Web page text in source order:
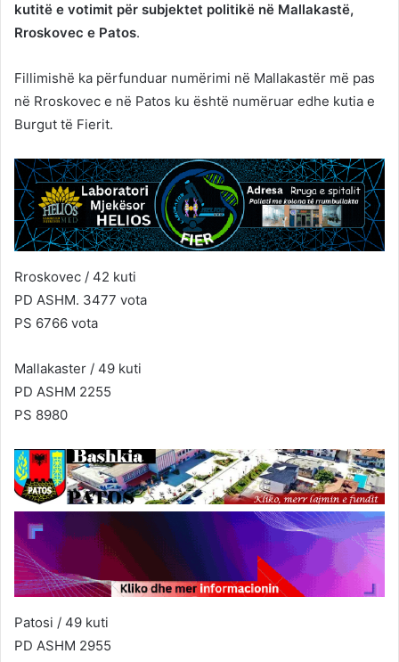
kutitë e votimit për subjektet politikë në Mallakastë,
Rroskovec e Patos.
Fillimishë ka përfunduar numërimi në Mallakastër më pas
në Rroskovec e në Patos ku është numëruar edhe kutia e
Burgut të Fierit.
Rroskovec / 42 kuti
PD ASHM. 3477 vota
PS 6766 vota
Mallakaster / 49 kuti
PD ASHM 2255
PS 8980
Patosi / 49 kuti
PD ASHM 2955